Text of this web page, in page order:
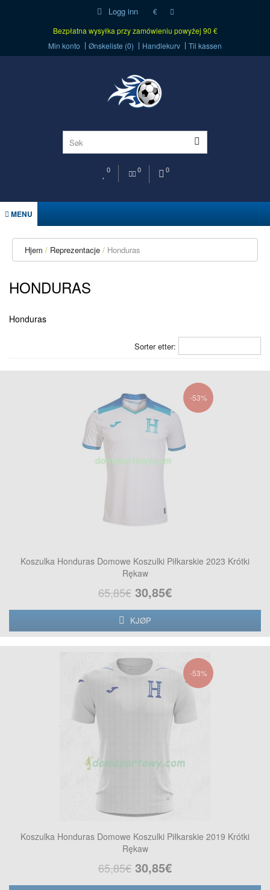
Logg inn
€
Bezpłatna wysyłka przy zamówieniu powyżej 90 €
Min konto
Ønskeliste (0) Handlekurv Til kassen
0 0 0
MENU
Hjem Reprezentacje Honduras
HONDURAS
Honduras
Sorter etter:
-53%
Koszulka Honduras Domowe Koszulki Piłkarskie 2023 Krótki
Rękaw
65,85€ 30,85€
KJØP
-53%
Koszulka Honduras Domowe Koszulki Piłkarskie 2019 Krótki
Rękaw
65,85€ 30,85€